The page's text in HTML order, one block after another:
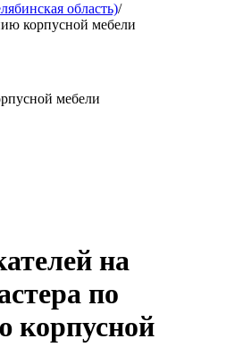
область)/
корпусной мебели
мебели
на
по
корпусной